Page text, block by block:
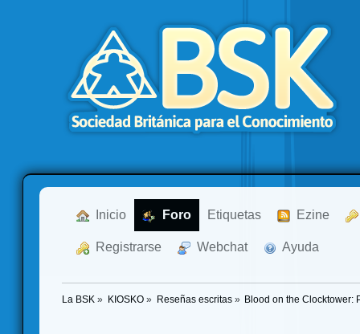
Inicio Foro Etiquetas Ezine
Registrarse Webchat Ayuda
La BSK » KIOSKO» Reseñas escritas» Blood on the Clocktower: